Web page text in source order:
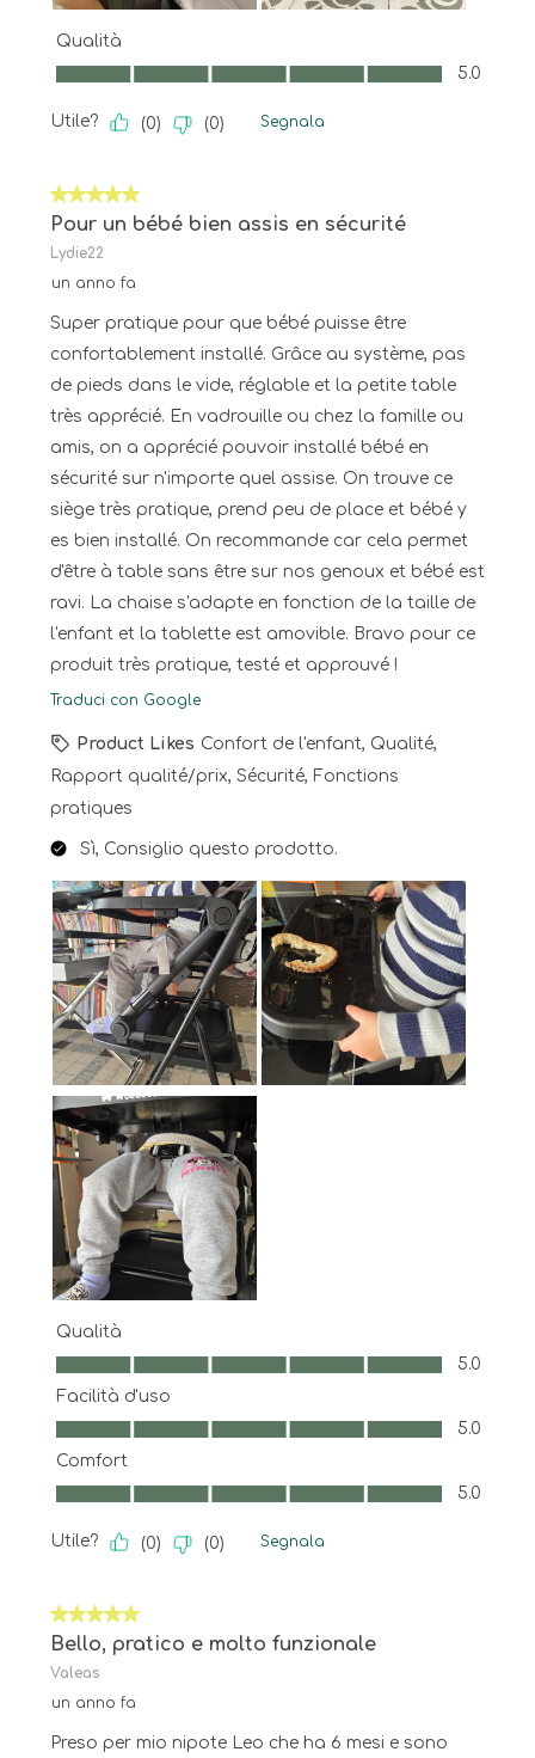
Qualità
Qualità, 5.0 su 5
5.0
Utile? (0) (0) Segnala
5 su 5 stelle.
Pour un bébé bien assis en sécurité
Lydie22
un anno fa
Super pratique pour que bébé puisse être
confortablement installé. Grâce au système, pas
de pieds dans le vide, réglable et la petite table
très apprécié. En vadrouille ou chez la famille ou
amis, on a apprécié pouvoir installé bébé en
sécurité sur n'importe quel assise. On trouve ce
siège très pratique, prend peu de place et bébé y
es bien installé. On recommande car cela permet
d'être à table sans être sur nos genoux et bébé est
ravi. La chaise s'adapte en fonction de la taille de
l'enfant et la tablette est amovible. Bravo pour ce
produit très pratique, testé et approuvé !
Traduci con Google
Product Likes Confort de l'enfant, Qualité,
Rapport qualité/prix, Sécurité, Fonctions
pratiques
Sì, Consiglio questo prodotto.
Qualità
Qualità, 5.0 su 5
5.0
Facilità d'uso
Facilità d'uso, 5.0 su 5
5.0
Comfort
Comfort, 5.0 su 5
5.0
Utile? (0) (0) Segnala
5 su 5 stelle.
Bello, pratico e molto funzionale
Valeas
un anno fa
Preso per mio nipote Leo che ha 6 mesi e sono